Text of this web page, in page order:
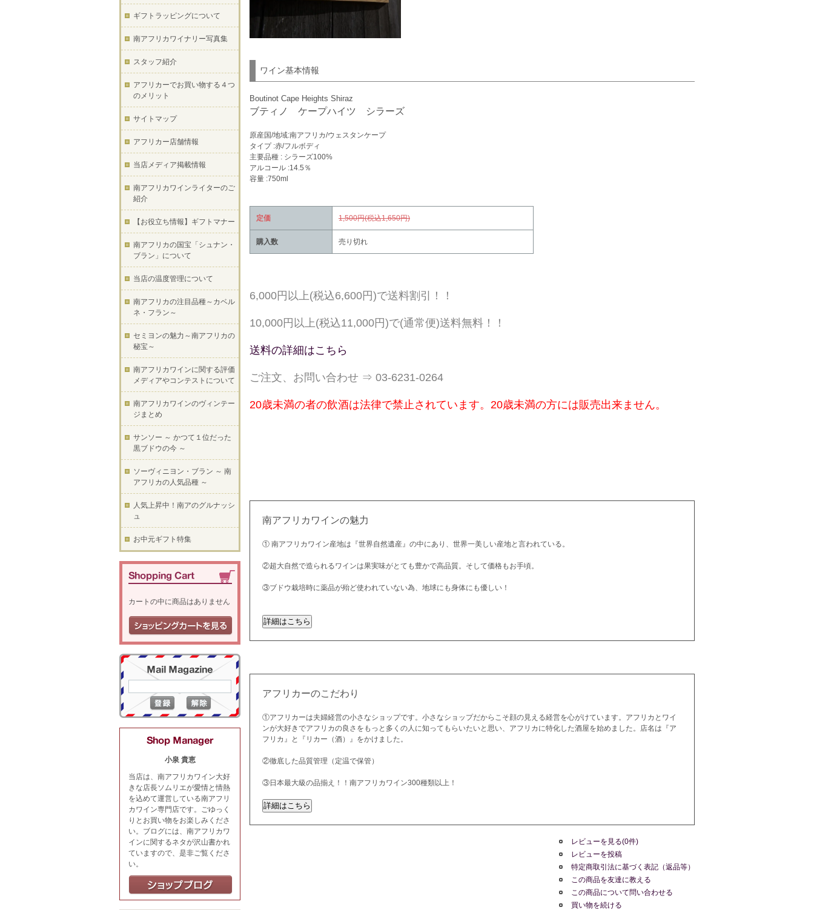
ワイン基本情報
Boutinot Cape Heights Shiraz
ブティノ ケープハイツ シラーズ
原産国/地域:南アフリカ/ウェスタンケープ
タイプ :赤/フルボディ
主要品種 : シラーズ100%
アルコール :14.5％
容量 :750ml
定価 1,500円(税込1,650円)
購入数 売り切れ
6,000円以上(税込6,600円)で送料割引！！
10,000円以上(税込11,000円)で(通常便)送料無料！！
送料の詳細はこちら
ご注文、お問い合わせ ⇒ 03-6231-0264
20歳未満の者の飲酒は法律で禁止されています。20歳未満の方には販売出来ません。
南アフリカワインの魅力
① 南アフリカワイン産地は『世界自然遺産』の中にあり、世界一美しい産地と言われている。
②超大自然で造られるワインは果実味がとても豊かで高品質。そして価格もお手頃。
③ブドウ栽培時に薬品が殆ど使われていない為、地球にも身体にも優しい！
アフリカーのこだわり
①アフリカーは夫婦経営の小さなショップです。小さなショップだからこそ顔の見える経営を心がけています。アフリカとワイ
ンが大好きでアフリカの良さをもっと多くの人に知ってもらいたいと思い、アフリカに特化した酒屋を始めました。店名は『ア
フリカ』と『リカー（酒）』をかけました。
②徹底した品質管理（定温で保管）
③日本最大級の品揃え！！南アフリカワイン300種類以上！
レビューを見る(0件)
レビューを投稿
特定商取引法に基づく表記（返品等）
この商品を友達に教える
この商品について問い合わせる
買い物を続ける
ギフトラッピングについて
南アフリカワイナリー写真集
スタッフ紹介
アフリカーでお買い物する４つ
のメリット
サイトマップ
アフリカー店舗情報
当店メディア掲載情報
南アフリカワインライターのご
紹介
【お役立ち情報】ギフトマナー
南アフリカの国宝「シュナン・
ブラン」について
当店の温度管理について
南アフリカの注目品種～カベル
ネ・フラン～
セミヨンの魅力～南アフリカの
秘宝～
南アフリカワインに関する評価
メディアやコンテストについて
南アフリカワインのヴィンテー
ジまとめ
サンソー ～ かつて１位だった
黒ブドウの今 ～
ソーヴィニヨン・ブラン ～ 南
アフリカの人気品種 ～
人気上昇中！南アのグルナッシ
ュ
お中元ギフト特集
カートの中に商品はありません
小泉 貴恵
当店は、南アフリカワイン大好
きな店長ソムリエが愛情と情熱
を込めて運営している南アフリ
カワイン専門店です。ごゆっく
りとお買い物をお楽しみくださ
い。ブログには、南アフリカワ
インに関するネタが沢山書かれ
ていますので、是非ご覧くださ
い。